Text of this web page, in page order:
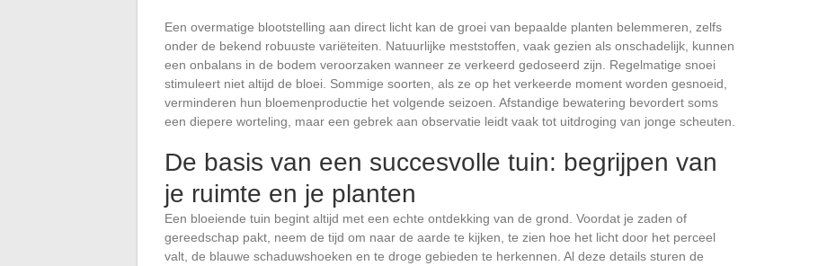
Een overmatige blootstelling aan direct licht kan de groei van bepaalde planten belemmeren, zelfs
onder de bekend robuuste variëteiten. Natuurlijke meststoffen, vaak gezien als onschadelijk, kunnen
een onbalans in de bodem veroorzaken wanneer ze verkeerd gedoseerd zijn. Regelmatige snoei
stimuleert niet altijd de bloei. Sommige soorten, als ze op het verkeerde moment worden gesnoeid,
verminderen hun bloemenproductie het volgende seizoen. Afstandige bewatering bevordert soms
een diepere worteling, maar een gebrek aan observatie leidt vaak tot uitdroging van jonge scheuten.
De basis van een succesvolle tuin: begrijpen van
je ruimte en je planten
Een bloeiende tuin begint altijd met een echte ontdekking van de grond. Voordat je zaden of
gereedschap pakt, neem de tijd om naar de aarde te kijken, te zien hoe het licht door het perceel
valt, de blauwe schaduwshoeken en te droge gebieden te herkennen. Al deze details sturen de